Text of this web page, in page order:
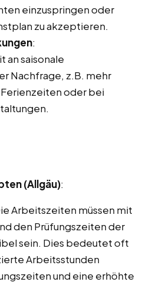
einzuspringen oder
zu akzeptieren.
:
an saisonale
Nachfrage, z.B. mehr
oder bei
(Allgäu):
Arbeitszeiten müssen mit
den Prüfungszeiten der
sein. Dies bedeutet oft
Arbeitsstunden
und eine erhöhte